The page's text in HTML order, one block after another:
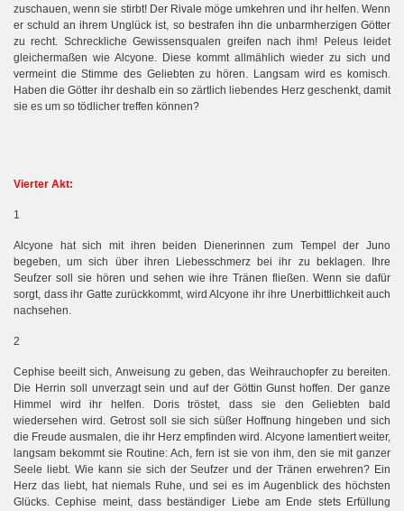
zuschauen, wenn sie stirbt! Der Rivale möge umkehren und ihr helfen. Wenn
er schuld an ihrem Unglück ist, so bestrafen ihn die unbarmherzigen Götter
zu recht. Schreckliche Gewissensqualen greifen nach ihm! Peleus leidet
gleichermaßen wie Alcyone. Diese kommt allmählich wieder zu sich und
vermeint die Stimme des Geliebten zu hören. Langsam wird es komisch.
Haben die Götter ihr deshalb ein so zärtlich liebendes Herz geschenkt, damit
sie es um so tödlicher treffen können?
Vierter Akt:
1
Alcyone hat sich mit ihren beiden Dienerinnen zum Tempel der Juno
begeben, um sich über ihren Liebesschmerz bei ihr zu beklagen. Ihre
Seufzer soll sie hören und sehen wie ihre Tränen fließen. Wenn sie dafür
sorgt, dass ihr Gatte zurückkommt, wird Alcyone ihr ihre Unerbittlichkeit auch
nachsehen.
2
Cephise beeilt sich, Anweisung zu geben, das Weihrauchopfer zu bereiten.
Die Herrin soll unverzagt sein und auf der Göttin Gunst hoffen. Der ganze
Himmel wird ihr helfen. Doris tröstet, dass sie den Geliebten bald
wiedersehen wird. Getrost soll sie sich süßer Hoffnung hingeben und sich
die Freude ausmalen, die ihr Herz empfinden wird. Alcyone lamentiert weiter,
langsam bekommt sie Routine: Ach, fern ist sie von ihm, den sie mit ganzer
Seele liebt. Wie kann sie sich der Seufzer und der Tränen erwehren? Ein
Herz das liebt, hat niemals Ruhe, und sei es im Augenblick des höchsten
Glücks. Cephise meint, dass beständiger Liebe am Ende stets Erfüllung